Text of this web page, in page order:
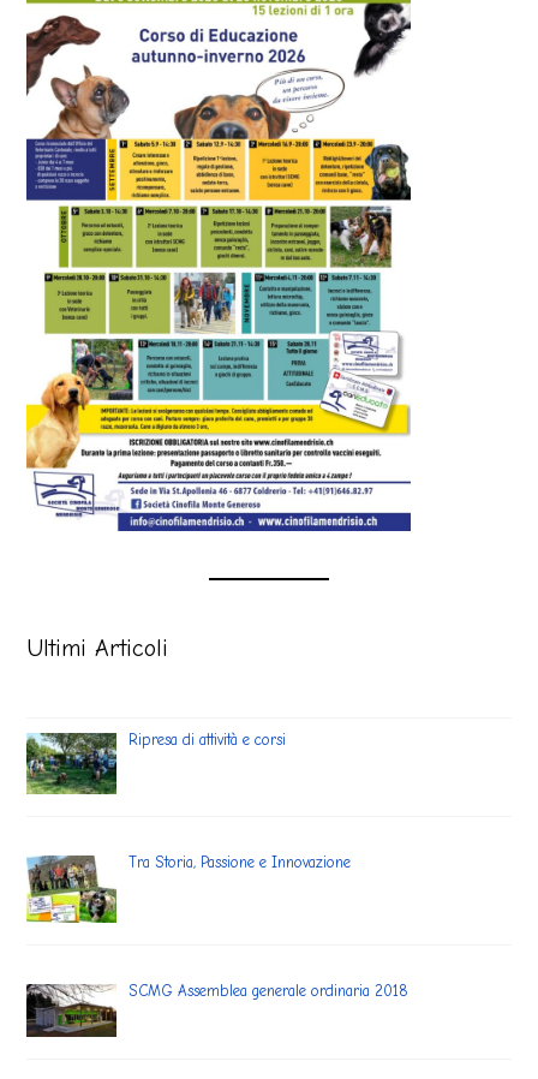
Ultimi Articoli
Ripresa di attività e corsi
Tra Storia, Passione e Innovazione
SCMG Assemblea generale ordinaria 2018